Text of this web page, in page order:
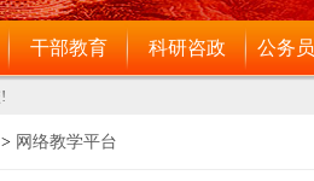
> 网络教学平台